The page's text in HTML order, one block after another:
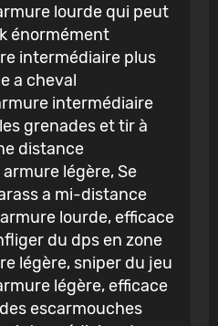
lourde qui peut
énormément
intermédiaire plus
a cheval
intermédiaire
grenades et tir à
distance
légère, Se
a mi-distance
lourde, efficace
du dps en zone
légère, sniper du jeu
légère, efficace
escarmouches